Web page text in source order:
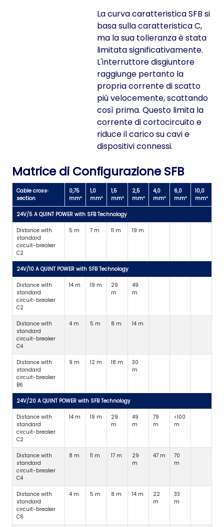
La curva caratteristica SFB si
basa sulla caratteristica C,
ma la sua tolleranza è stata
limitata significativamente.
L'interruttore disgiuntore
raggiunge pertanto la
propria corrente di scatto
più velocemente, scattando
così prima. Questo limita la
corrente di cortocircuito e
riduce il carico su cavi e
dispositivi connessi.
Matrice di Configurazione SFB
Cable cross‐
section
0,75
mm²
1,0
mm²
1,5
mm²
2,5
mm²
4,0
mm²
6,0
mm²
10,0
mm²
24V/5 A QUINT POWER with SFB Technology
Distance with
standard
circuit-breaker
C2
5 m 7 m 11 m 19 m
24V/10 A QUINT POWER with SFB Technology
Distance with
standard
circuit-breaker
C2
14 m 19 m
29
m
49
m
Distance with
standard
circuit-breaker
C4
4 m 5 m 8 m 14 m
Distance with
standard
circuit-breaker
B6
9 m 12 m 18 m
30
m
24V/20 A QUINT POWER with SFB Technology
Distance with
standard
circuit-breaker
C2
14 m 19 m
29
m
49
m
79
m
<100
m
Distance with
standard
circuit-breaker
C4
8 m 11 m 17 m
29
m
47 m
70
m
Distance with
standard
circuit-breaker
C6
4 m 5 m 8 m 14 m
22
m
33
m